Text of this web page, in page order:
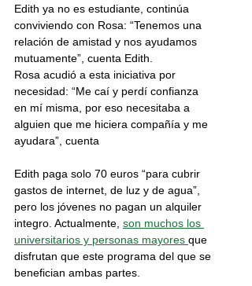
Edith ya no es estudiante, continúa
conviviendo con Rosa: “Tenemos una
relación de amistad y nos ayudamos
mutuamente”, cuenta Edith.
Rosa acudió a esta iniciativa por
necesidad: “Me caí y perdí confianza
en mí misma, por eso necesitaba a
alguien que me hiciera compañía y me
ayudara”, cuenta
Edith paga solo 70 euros “para cubrir
gastos de internet, de luz y de agua”,
pero los jóvenes no pagan un alquiler
integro. Actualmente, son muchos los
universitarios y personas mayores que
disfrutan que este programa del que se
benefician ambas partes.